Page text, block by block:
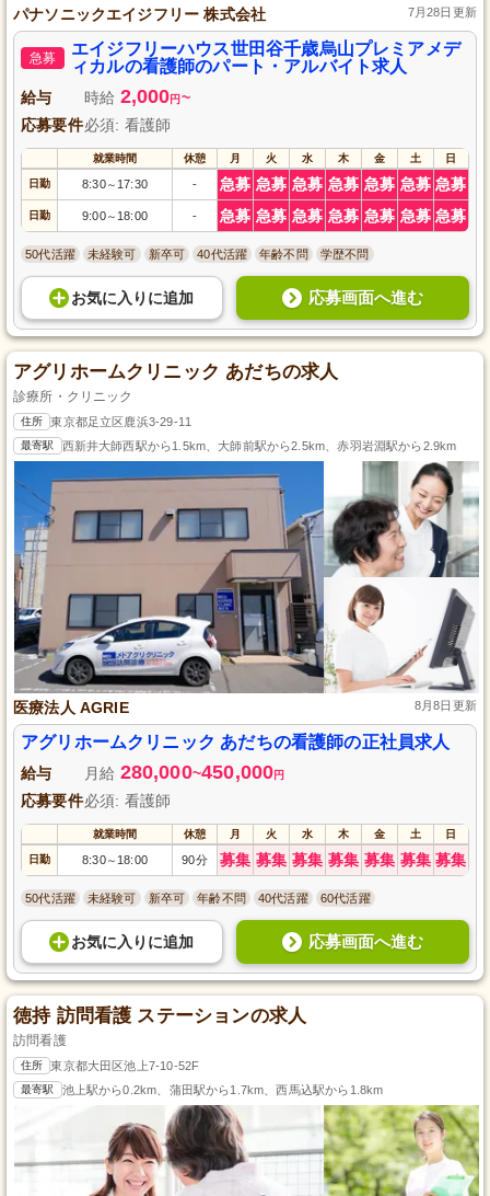
パナソニックエイジフリー 株式会社 7月28日更新
急募
エイジフリーハウス世田谷千歳烏山プレミアメデ
ィカルの看護師のパート・アルバイト求人
給与 時給 2,000円 ~
応募要件必須: 看護師
就業時間 休憩 月 火 水 木 金 土 日
日勤 8:30～ 17:30 - 急募 急募 急募 急募 急募 急募 急募
日勤 9:00～ 18:00 - 急募 急募 急募 急募 急募 急募 急募
50代活躍 未経験可 新卒可 40代活躍 年齢不問 学歴不問
お気に入り に追加 応募画面へ進む
アグリホームクリニック あだちの求人
診療所・クリニック
住所 東京都足立区鹿浜3-29-11
最寄駅 西新井大師西駅から1.5km、大師前駅から2.5km、赤羽岩淵駅から2.9km
医療法人 AGRIE 8月8日更新
アグリホームクリニック あだちの看護師の正社員求人
給与 月給 280,000~450,000円
応募要件必須: 看護師
就業時間 休憩 月 火 水 木 金 土 日
日勤 8:30～ 18:00 90分 募集 募集 募集 募集 募集 募集 募集
50代活躍 未経験可 新卒可 年齢不問 40代活躍 60代活躍
お気に入り に追加 応募画面へ進む
徳持 訪問看護 ステーションの求人
訪問看護
住所 東京都大田区池上7-10-52F
最寄駅 池上駅から0.2km、蒲田駅から1.7km、西馬込駅から1.8km